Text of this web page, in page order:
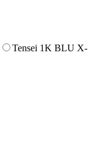
Tensei 1K BLU X-